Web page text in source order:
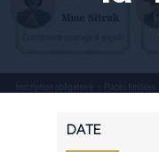
DATE